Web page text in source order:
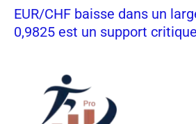
EUR/CHF baisse dans un
0,9825 est un support critique